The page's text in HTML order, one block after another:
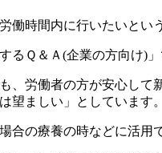
働時間内に行いたいとい
るＱ＆Ａ(企業の方向け)」
、労働者の方が安心し
望ましい」としています。
の療養の時などに活用